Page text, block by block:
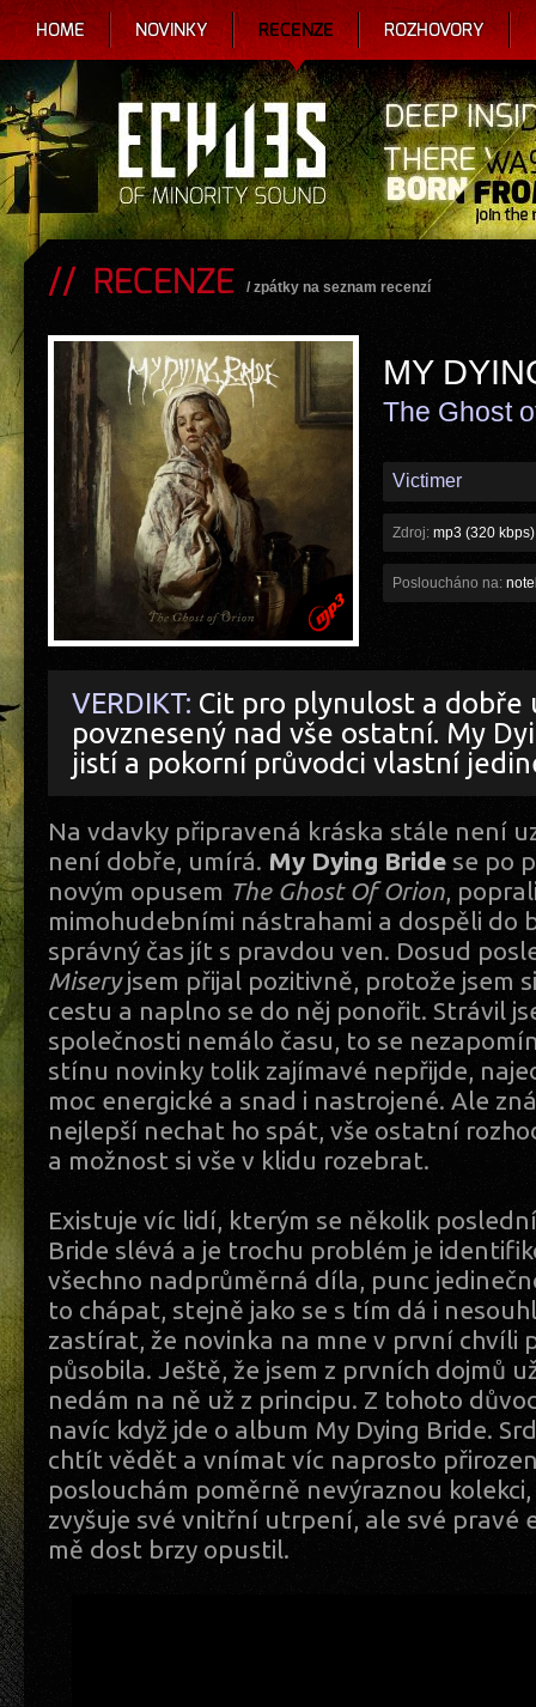
HOME NOVINKY RECENZE ROZHOVORY
RECENZE / zpátky na seznam recenzí
MY
The Ghost
Victimer
Zdroj: mp3 (320 kbps)
Posloucháno na:
VERDIKT: Cit pro plynulost a dobře
povznesený nad vše ostatní. My
jistí a pokorní průvodci vlastní
Na vdavky připravená kráska stále není
není dobře, umírá. My Dying Bride se po
novým opusem The Ghost Of Orion,
mimohudebními nástrahami a dospěli do
správný čas jít s pravdou ven. Dosud
Miseryjsem přijal pozitivně, protože jsem
cestu a naplno se do něj ponořit. Strávil
společnosti nemálo času, to se
stínu novinky tolik zajímavé nepřijde,
moc energické a snad i nastrojené. Ale
nejlepší nechat ho spát, vše ostatní
a možnost si vše v klidu rozebrat.
Existuje víc lidí, kterým se několik
Bride slévá a je trochu problém je
všechno nadprůměrná díla, punc
to chápat, stejně jako se s tím dá i
zastírat, že novinka na mne v první chvíli
působila. Ještě, že jsem z prvních dojmů
nedám na ně už z principu. Z tohoto
navíc když jde o album My Dying Bride.
chtít vědět a vnímat víc naprosto
poslouchám poměrně nevýraznou
zvyšuje své vnitřní utrpení, ale své pravé
mě dost brzy opustil.